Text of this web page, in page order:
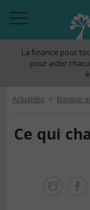
àLa finance pour
pour aider
Actualités > Banque
Ce qui